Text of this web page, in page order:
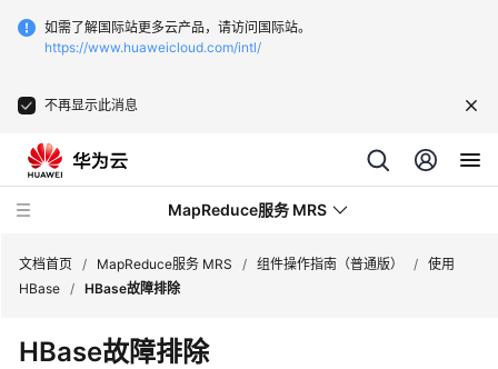
如需了解国际站更多云产品，请访问国际站。
https://www.huaweicloud.com/intl/
不再显示此消息
MapReduce服务 MRS
新
文档首页 / MapReduce服务 MRS / 组件操作指南（普通版） / 使用
HBase / HBase故障排除
HBase故障排除